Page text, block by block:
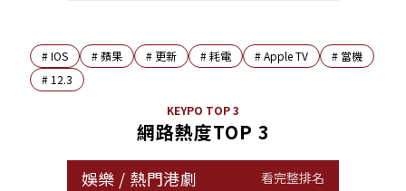
#IOS #蘋果 # 更新 #耗電 #Apple TV # 當機
# 12.3
KEYPO TOP 3
網路熱度TOP 3
娛樂 / 熱門港劇 看完整排名